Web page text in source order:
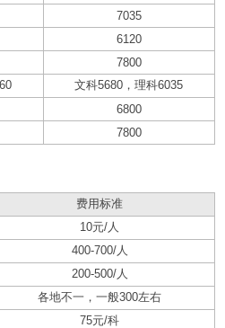
7035
6120
7800
文科5680，理科6035
6800
7800
费用标准
10元/人
400-700/人
200-500/人
各地不一，一般300左右
75元/科